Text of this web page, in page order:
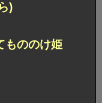
)
もののけ姫